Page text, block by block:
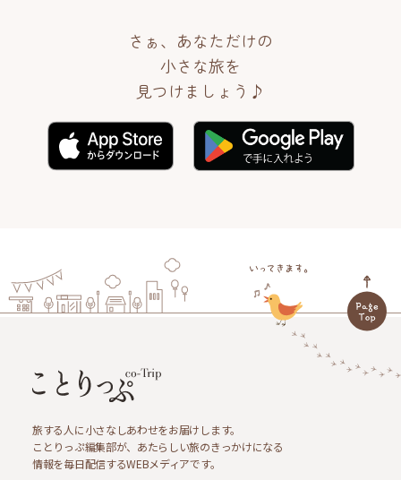
さぁ、あなただけの
小さな旅を
見つけましょう♪
旅する人に小さなしあわせをお届けします。
ことりっぷ編集部が、あたらしい旅のきっかけになる
情報を毎日配信するWEBメディアです。